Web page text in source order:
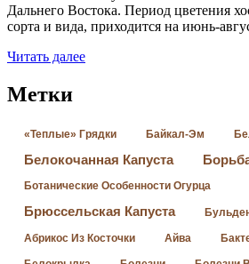
Дальнего Востока. Период цветения
сорта и вида, приходится на июнь-
Читать далее
Метки
«Теплые» Грядки Байкал-Эм
Белокочанная Капуста
Ботанические Особенности Огурца
Брюссельская Капуста
Абрикос Из Косточки Айва